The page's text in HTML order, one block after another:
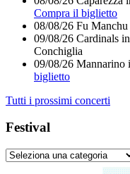
Compra il biglietto
08/08/26 Fu Manchu
09/08/26 Cardinals in
Conchiglia
09/08/26 Mannarino
biglietto
Tutti i prossimi concerti
Festival